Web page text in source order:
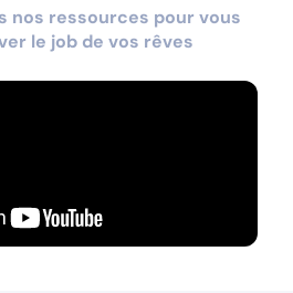
nos ressources pour vous
le job de vos rêves